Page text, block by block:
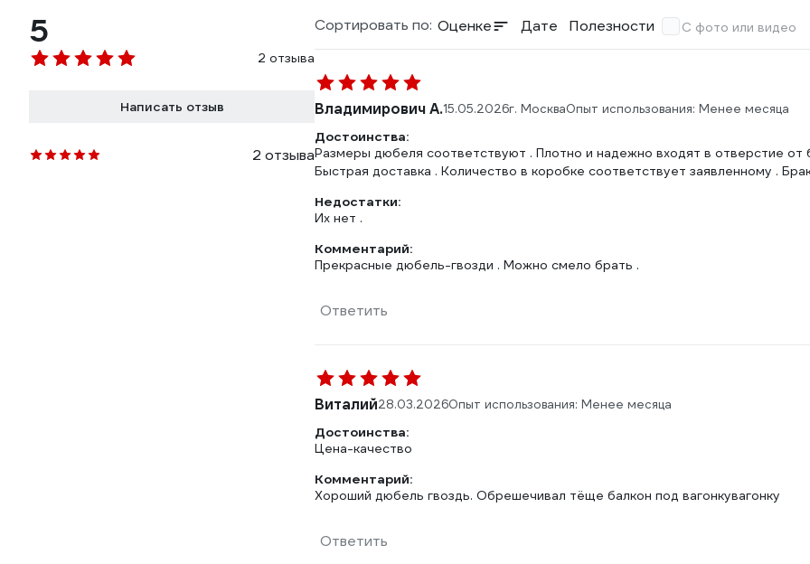
5
2 отзыва
Написать отзыв
2 отзыва
Сортировать по: Оценке Дате Полезности С фото или видео
Владимирович А.15.05.2026г. МоскваОпыт использования: Менее месяца
Достоинства:
Размеры дюбеля соответствуют . Плотно и надежно входят в отверстие от
Быстрая доставка . Количество в коробке соответствует заявленному .
Недостатки:
Их нет .
Комментарий:
Прекрасные дюбель-гвозди . Можно смело брать .
Ответить
Виталий28.03.2026Опыт использования: Менее месяца
Достоинства:
Цена-качество
Комментарий:
Хороший дюбель гвоздь. Обрешечивал тёще балкон под вагонкувагонку
Ответить